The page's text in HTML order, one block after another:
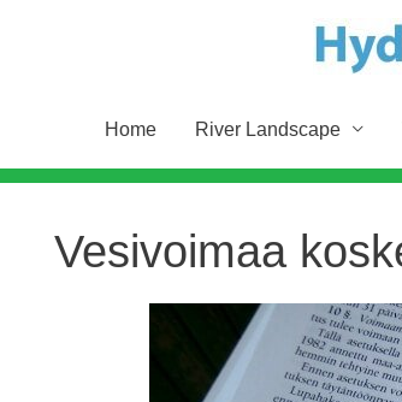
Home River Landscape
Vesivoimaa